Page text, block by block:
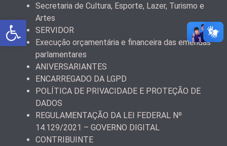
Secretaria de Cultura, Esporte, Lazer, Turismo e
Artes
SERVIDOR
Execução orçamentária e financeira das emendas
parlamentares
ANIVERSARIANTES
ENCARREGADO DA LGPD
POLÍTICA DE PRIVACIDADE E PROTEÇÃO DE
DADOS
REGULAMENTAÇÃO DA LEI FEDERAL Nº
14.129/2021 – GOVERNO DIGITAL
CONTRIBUINTE
Abrir a barra de ferramentas